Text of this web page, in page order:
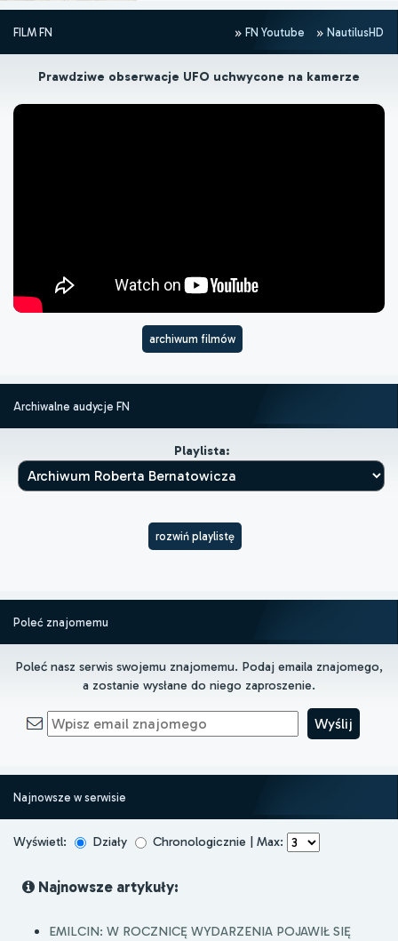
FILM FN FN Youtube NautilusHD
Prawdziwe obserwacje UFO uchwycone na kamerze
archiwum filmów
Archiwalne audycje FN
Playlista:
rozwiń playlistę
Poleć znajomemu
Poleć nasz serwis swojemu znajomemu. Podaj emaila znajomego,
a zostanie wysłane do niego zaproszenie.
Najnowsze w serwisie
Wyświetl: Działy Chronologicznie | Max:
Najnowsze artykuły:
EMILCIN: W ROCZNICĘ WYDARZENIA POJAWIŁ SIĘ